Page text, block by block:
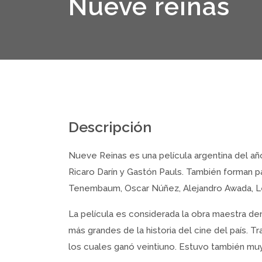
Nueve reinas
Descripción
Nueve Reinas es una película argentina del
Ricaro Darín y Gastón Pauls. También
Tenembaum, Oscar Núñez, Alejandro Awada,
La película es considerada la obra maestra
más grandes de la historia del cine del país.
los cuales ganó veintiuno. Estuvo también